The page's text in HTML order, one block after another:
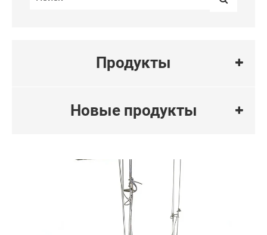
Продукты
Новые продукты